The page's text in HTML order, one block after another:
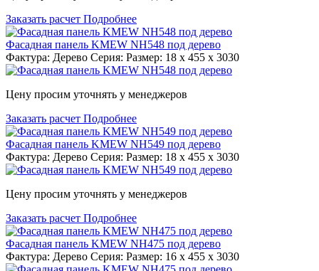
Заказать расчет Подробнее
Фасадная панель KMEW NH548 под дерево
Фактура: Дерево Серия: Размер: 18 x 455 x 3030
Цену просим уточнять у менеджеров
Заказать расчет Подробнее
Фасадная панель KMEW NH549 под дерево
Фактура: Дерево Серия: Размер: 18 x 455 x 3030
Цену просим уточнять у менеджеров
Заказать расчет Подробнее
Фасадная панель KMEW NH475 под дерево
Фактура: Дерево Серия: Размер: 16 x 455 x 3030